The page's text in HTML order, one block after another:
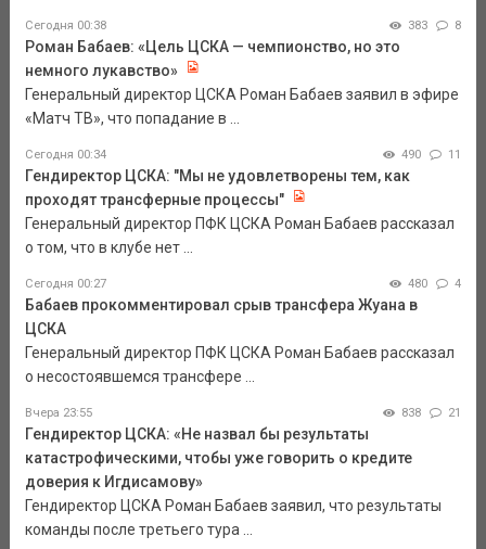
Сегодня 00:38 383 8
Роман Бабаев: «Цель ЦСКА — чемпионство, но это
немного лукавство»
Генеральный директор ЦСКА Роман Бабаев заявил в эфире
«Матч ТВ», что попадание в ...
Сегодня 00:34 490 11
Гендиректор ЦСКА: "Мы не удовлетворены тем, как
проходят трансферные процессы"
Генеральный директор ПФК ЦСКА Роман Бабаев рассказал
о том, что в клубе нет ...
Сегодня 00:27 480 4
Бабаев прокомментировал срыв трансфера Жуана в
ЦСКА
Генеральный директор ПФК ЦСКА Роман Бабаев рассказал
о несостоявшемся трансфере ...
Вчера 23:55 838 21
Гендиректор ЦСКА: «Не назвал бы результаты
катастрофическими, чтобы уже говорить о кредите
доверия к Игдисамову»
Гендиректор ЦСКА Роман Бабаев заявил, что результаты
команды после третьего тура ...